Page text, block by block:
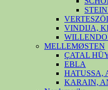
VINDIJA,
MELLEMØSTEN
ÇATAL
EBLA
HATUSSA,
KARAIN,